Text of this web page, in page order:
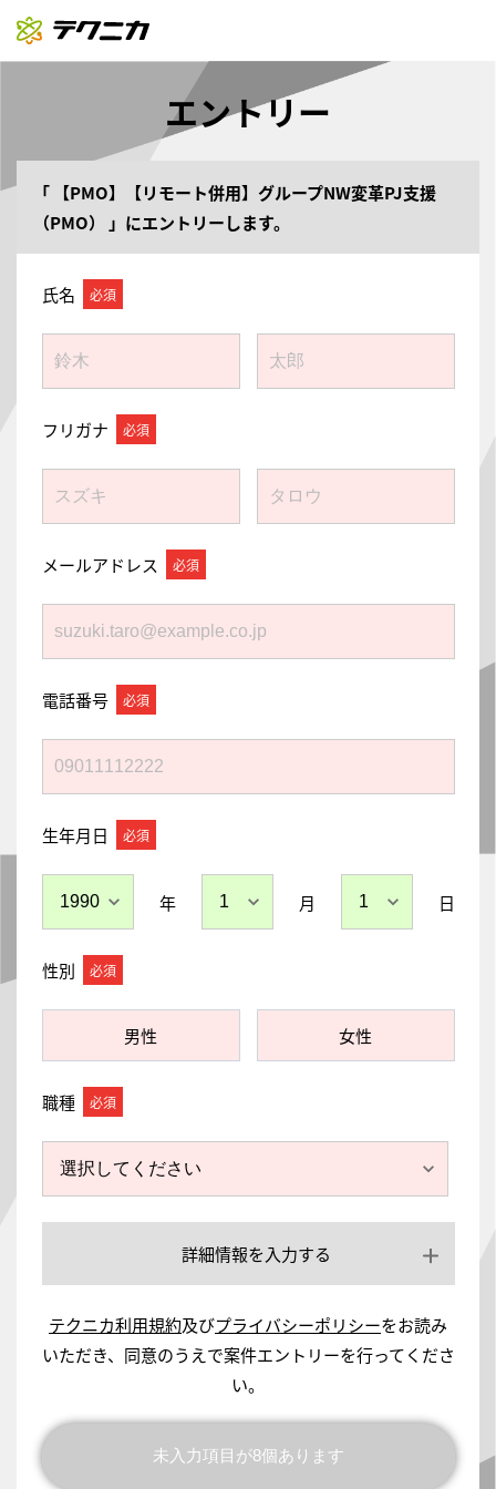
エントリー
「 【PMO】【リモート併用】グループNW変革PJ支援
（PMO）
」にエントリーします。
氏名
フリガナ
メールアドレス
電話番号
生年月日
年 月 日
性別
男性 女性
職種
詳細情報を入力する
テクニカ利用規約及びプライバシーポリシーをお読み
いただき、同意のうえで案件エントリーを行ってくださ
い。
同意の上、確認画面へ
未入力項目が8個あります